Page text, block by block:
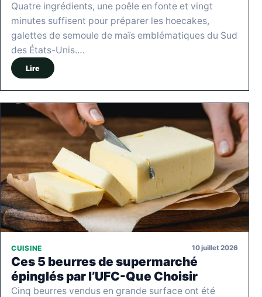
Quatre ingrédients, une poêle en fonte et vingt
minutes suffisent pour préparer les hoecakes,
galettes de semoule de maïs emblématiques du Sud
des États-Unis.…
Lire
CUISINE 10 juillet 2026
Ces 5 beurres de supermarché
épinglés par l’UFC-Que Choisir
Cinq beurres vendus en grande surface ont été